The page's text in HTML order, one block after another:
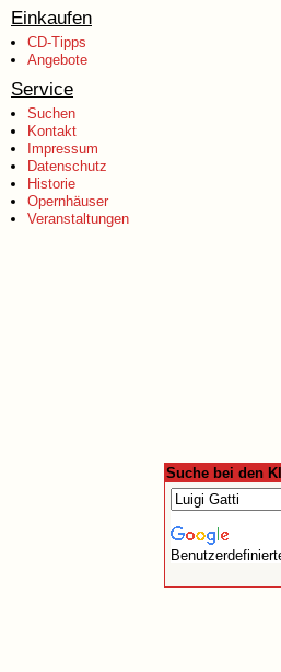
Einkaufen
CD-Tipps
Angebote
Service
Suchen
Kontakt
Impressum
Datenschutz
Historie
Opernhäuser
Veranstaltungen
Suche bei den